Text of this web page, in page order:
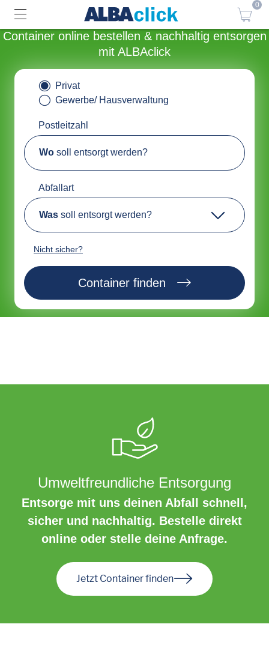
0
Container online bestellen & nachhaltig entsorgen
mit ALBAclick
Privat
Gewerbe/ Hausverwaltung
Postleitzahl
Wo soll entsorgt werden?
Abfallart
Was soll entsorgt werden?
Nicht sicher?
Container finden
Umweltfreundliche Entsorgung
Entsorge mit uns deinen Abfall schnell,
sicher und nachhaltig. Bestelle direkt
online oder stelle deine Anfrage.
Jetzt Container finden